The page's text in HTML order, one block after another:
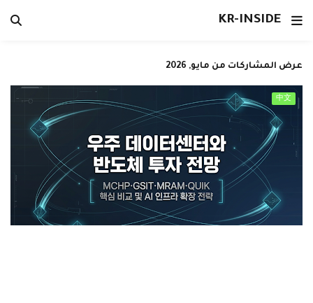
KR-INSIDE
عرض المشاركات من مايو, 2026
中文